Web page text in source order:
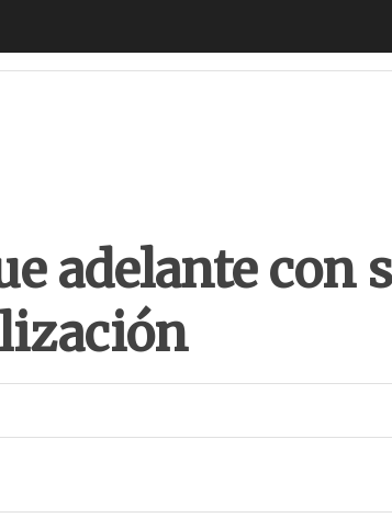
adelante con